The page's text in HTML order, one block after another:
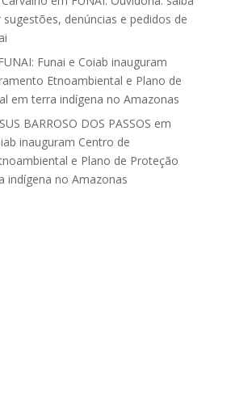
denúncias e pedidos de
Funai e Coiab inauguram
Etnoambiental e Plano de
em terra indígena no Amazonas
BARROSO DOS PASSOS em
inauguram Centro de
e Plano de Proteção
indígena no Amazonas